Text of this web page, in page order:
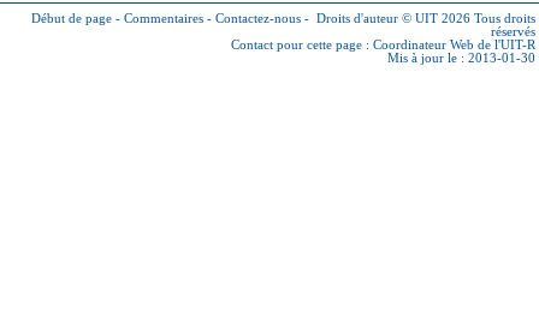
Début de page - Commentaires - Contactez-nous - Droits d'auteur © UIT 2026 Tous droits
réservés
Contact pour cette page : Coordinateur Web de l'UIT-R
Mis à jour le : 2013-01-30